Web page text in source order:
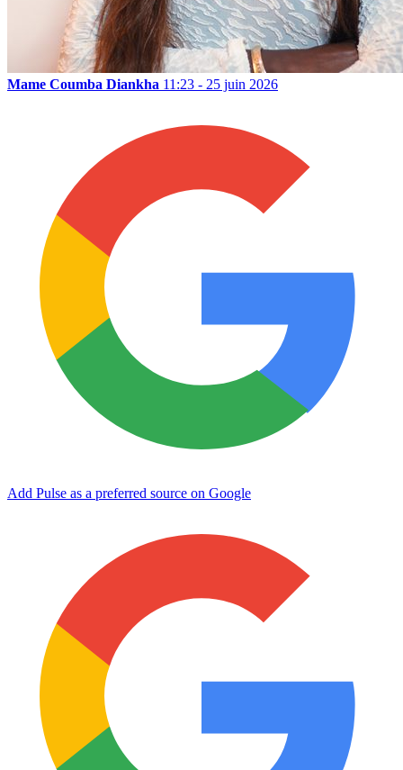
Mame Coumba Diankha 11:23 - 25 juin 2026
Add Pulse as a preferred source on Google